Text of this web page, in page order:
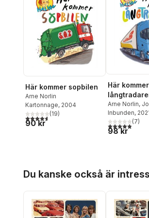
Här kommer sopbilen
Arne Norlin
Kartonnage, 2004
4,6utav 5 stjärnor. Totalt antal röster:
(19)
90 kr
Här kommer
Arne Norlin,
Inbunden,
4,9utav 5(7)
98 kr
Du kanske också är